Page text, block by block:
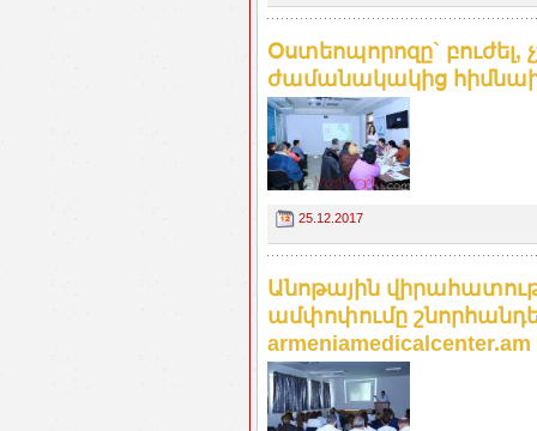
Օստեոպորոզը` բուժել,
ժամանակակից
25.12.2017
Անոթային
ամփոփումը
armeniamedicalcenter.am